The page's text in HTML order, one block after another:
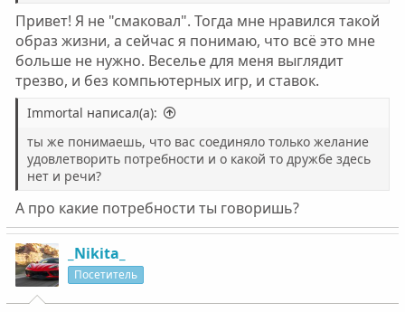
Привет! Я не "смаковал". Тогда мне нравился такой
образ жизни, а сейчас я понимаю, что всё это мне
больше не нужно. Веселье для меня выглядит
трезво, и без компьютерных игр, и ставок.
Immortal написал(а):
ты же понимаешь, что вас соединяло только желание
удовлетворить потребности и о какой то дружбе здесь
нет и речи?
А про какие потребности ты говоришь?
_Nikita_
Посетитель